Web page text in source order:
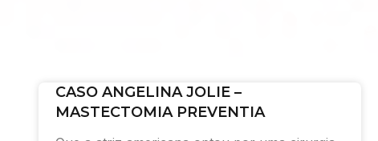
CASO ANGELINA JOLIE –
MASTECTOMIA PREVENTIA